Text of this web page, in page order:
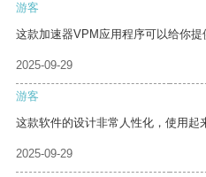
游客
这款加速器VPM应用程序可以给你提
2025-09-29
游客
这款软件的设计非常人性化，使用起
2025-09-29